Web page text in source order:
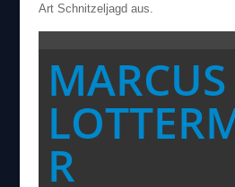
Art Schnitzeljagd aus.
MARCUS
R